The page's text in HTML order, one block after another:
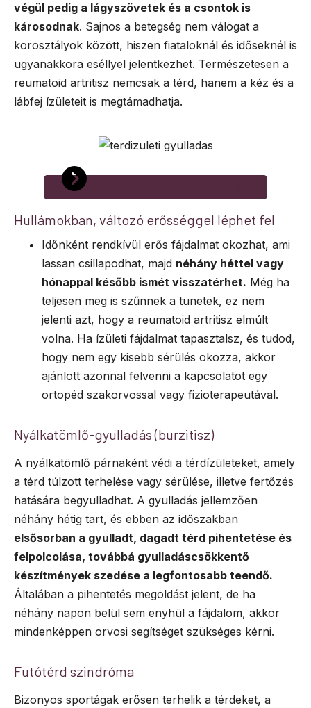
végül pedig a lágyszövetek és a csontok is
károsodnak. Sajnos a betegség nem válogat a
korosztályok között, hiszen fiataloknál és időseknél is
ugyanakkora eséllyel jelentkezhet. Természetesen a
reumatoid artritisz nemcsak a térd, hanem a kéz és a
lábfej ízületeit is megtámadhatja.
Hullámokban, változó erősséggel léphet fel
Időnként rendkívül erős fájdalmat okozhat, ami
lassan csillapodhat, majd néhány héttel vagy
hónappal később ismét visszatérhet. Még ha
teljesen meg is szűnnek a tünetek, ez nem
jelenti azt, hogy a reumatoid artritisz elmúlt
volna. Ha ízületi fájdalmat tapasztalsz, és tudod,
hogy nem egy kisebb sérülés okozza, akkor
ajánlott azonnal felvenni a kapcsolatot egy
ortopéd szakorvossal vagy fizioterapeutával.
Nyálkatömlő-gyulladás (burzitisz)
A nyálkatömlő párnaként védi a térdízületeket, amely
a térd túlzott terhelése vagy sérülése, illetve fertőzés
hatására begyulladhat. A gyulladás jellemzően
néhány hétig tart, és ebben az időszakban
elsősorban a gyulladt, dagadt térd pihentetése és
felpolcolása, továbbá gyulladáscsökkentő
készítmények szedése a legfontosabb teendő.
Általában a pihentetés megoldást jelent, de ha
néhány napon belül sem enyhül a fájdalom, akkor
mindenképpen orvosi segítséget szükséges kérni.
Futótérd szindróma
Bizonyos sportágak erősen terhelik a térdeket, a